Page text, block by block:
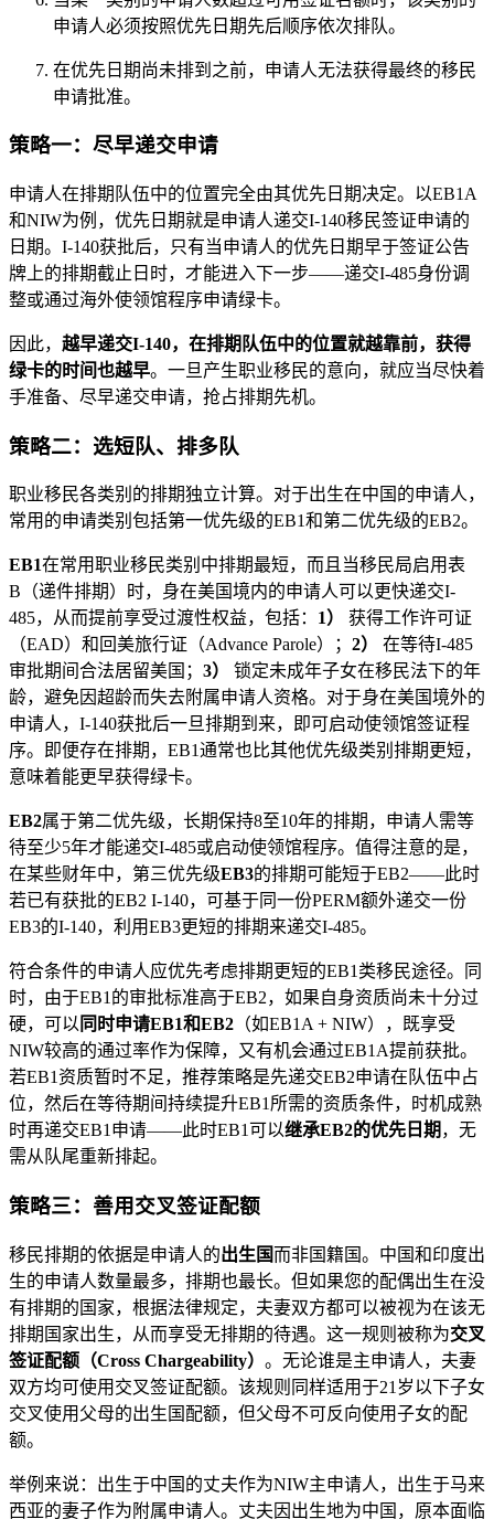
申请人必须按照优先日期先后顺序依次排队。
在优先日期尚未排到之前，申请人无法获得最终的移民
申请批准。
策略一：尽早递交申请
申请人在排期队伍中的位置完全由其优先日期决定。以EB1A
和NIW为例，优先日期就是申请人递交I-140移民签证申请的
日期。I-140获批后，只有当申请人的优先日期早于签证公告
牌上的排期截止日时，才能进入下一步——递交I-485身份调
整或通过海外使领馆程序申请绿卡。
因此， 越早递交I-140，在排期队伍中的位置就越靠前，获得
绿卡的时间也越早。一旦产生职业移民的意向，就应当尽快着
手准备、尽早递交申请，抢占排期先机。
策略二：选短队、排多队
职业移民各类别的排期独立计算。对于出生在中国的申请人，
常用的申请类别包括第一优先级的EB1和第二优先级的EB2。
EB1在常用职业移民类别中排期最短，而且当移民局启用表
B（递件排期）时，身在美国境内的申请人可以更快递交I-
485，从而提前享受过渡性权益，包括： 1）
获得工作许可证
（EAD）和回美旅行证（Advance Parole）； 2）
在等待I-485
审批期间合法居留美国； 3）
锁定未成年子女在移民法下的年
龄，避免因超龄而失去附属申请人资格。对于身在美国境外的
申请人，I-140获批后一旦排期到来，即可启动使领馆签证程
序。即便存在排期，EB1通常也比其他优先级类别排期更短，
意味着能更早获得绿卡。
EB2属于第二优先级，长期保持8至10年的排期，申请人需等
待至少5年才能递交I-485或启动使领馆程序。值得注意的是，
在某些财年中，第三优先级EB3的排期可能短于EB2——此时
若已有获批的EB2 I-140，可基于同一份PERM额外递交一份
EB3的I-140，利用EB3更短的排期来递交I-485。
符合条件的申请人应优先考虑排期更短的EB1类移民途径。同
时，由于EB1的审批标准高于EB2，如果自身资质尚未十分过
硬，可以 同时申请EB1和EB2 （如EB1A + NIW），既享受
NIW较高的通过率作为保障，又有机会通过EB1A提前获批。
若EB1资质暂时不足，推荐策略是先递交EB2申请在队伍中占
位，然后在等待期间持续提升EB1所需的资质条件，时机成熟
时再递交EB1申请——此时EB1可以继承EB2的优先日期 ，无
需从队尾重新排起。
策略三：善用交叉签证配额
移民排期的依据是申请人的出生国 而非国籍国。中国和印度出
生的申请人数量最多，排期也最长。但如果您的配偶出生在没
有排期的国家，根据法律规定，夫妻双方都可以被视为在该无
排期国家出生，从而享受无排期的待遇。这一规则被称为交叉
签证配额（Cross Chargeability） 。无论谁是主申请人，夫妻
双方均可使用交叉签证配额。该规则同样适用于21岁以下子女
交叉使用父母的出生国配额，但父母不可反向使用子女的配
额。
举例来说：出生于中国的丈夫作为NIW主申请人，出生于马来
西亚的妻子作为附属申请人。丈夫因出生地为中国，原本面临